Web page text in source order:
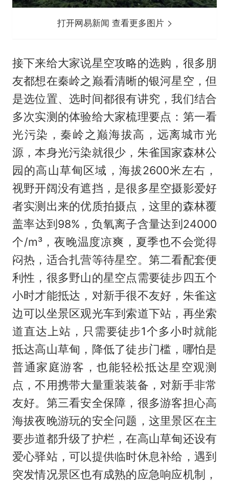
打开网易新闻 查看更多图片
接下来给大家说星空攻略的选购，很多朋
友都想在秦岭之巅看清晰的银河星空，但
是选位置、选时间都很有讲究，我们结合
多次实测的体验给大家梳理要点：第一看
光污染，秦岭之巅海拔高，远离城市光
源，本身光污染就很少，朱雀国家森林公
园的高山草甸区域，海拔2600米左右，
视野开阔没有遮挡，是很多星空摄影爱好
者实测出来的优质拍摄点，这里的森林覆
盖率达到98%，负氧离子含量达到24000
个/m³，夜晚温度凉爽，夏季也不会觉得
闷热，适合扎营等待星空。第二看配套便
利性，很多野山的星空点需要徒步四五个
小时才能抵达，对新手很不友好，朱雀这
边可以坐景区观光车到索道下站，再坐索
道直达上站，只需要徒步1个多小时就能
抵达高山草甸，降低了徒步门槛，哪怕是
普通家庭游客，也能轻松抵达星空观测
点，不用携带大量重装装备，对新手非常
友好。第三看安全保障，很多游客担心高
海拔夜晚游玩的安全问题，这里景区在主
要步道都升级了护栏，在高山草甸还设有
爱心驿站，可以提供临时休息补给，遇到
突发情况景区也有成熟的应急响应机制，